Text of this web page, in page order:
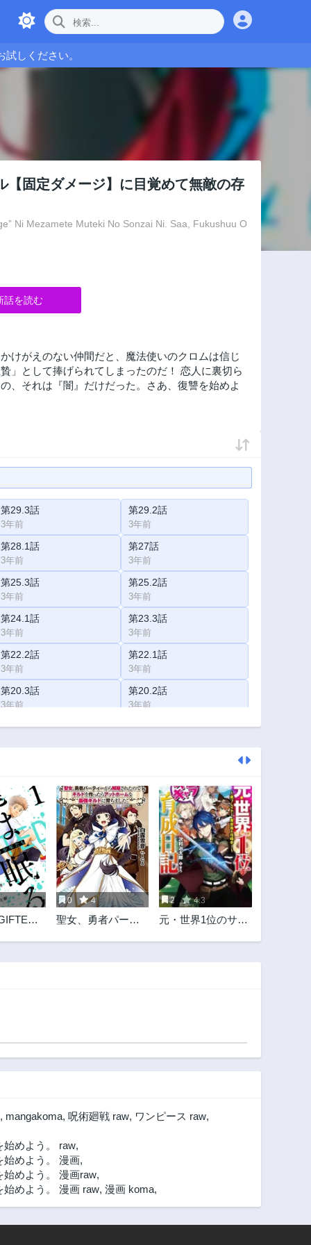
しください。
【固定ダメージ】に目覚めて無敵の存
Ni Mezamete Muteki No Sonzai Ni. Saa, Fukushuu O
話を読む
がえのない仲間だと、魔法使いのクロムは信じ
として捧げられてしまったのだ！ 恋人に裏切ら
、それは『闇』だけだった。さあ、復讐を始めよ
第29.3話
3年前
第29.2話
3年前
第28.1話
3年前
第27話
3年前
第25.3話
3年前
第25.2話
3年前
第24.1話
3年前
第23.3話
3年前
第22.2話
3年前
第22.1話
3年前
第20.3話
3年前
第20.2話
3年前
第19.1話 第18.3話
第15.3話
3年前
第15.2話
3年前
第14.1話
3年前
第13.3話
3年前
第12.2話
3年前
第12.1話
3年前
第10.3話
3年前
第10.2話
3年前
第9.1話 第8.3話
0 4
聖女、勇者パーテ
ったらアットホー
2 4.3
元・世界1位のサブ
世界を攻略中！～
, mangakoma, 呪術廻戦 raw, ワンピース raw,
始めよう。 raw,
始めよう。 漫画,
めよう。 漫画raw,
めよう。 漫画 raw, 漫画 koma,